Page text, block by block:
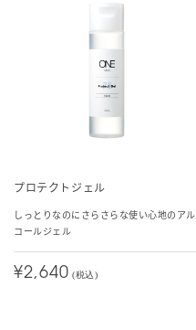
プロテクトジェル
しっとりなのにさらさらな使い心地のアル
コールジェル
¥2,640 (税込)